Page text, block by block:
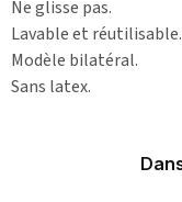
Ne glisse pas.
Lavable et réutilisable.
Modèle bilatéral.
Sans latex.